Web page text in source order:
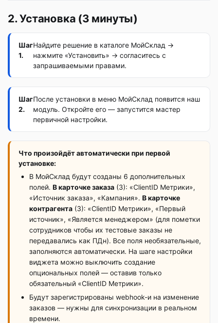
2. Установка (3 минуты)
Шаг
1.
Найдите решение в каталоге МойСклад →
нажмите «Установить» → согласитесь с
запрашиваемыми правами.
Шаг
2.
После установки в меню МойСклад появится наш
модуль. Откройте его — запустится мастер
первичной настройки.
Что произойдёт автоматически при первой
установке:
В МойСклад будут созданы 6 дополнительных
полей. В карточке заказа (3): «ClientID Метрики»,
«Источник заказа», «Кампания». В карточке
контрагента (3): «ClientID Метрики», «Первый
источник», «Является менеджером» (для пометки
сотрудников чтобы их тестовые заказы не
передавались как ПДн). Все поля необязательные,
заполняются автоматически. На шаге настройки
виджета можно выключить создание
опциональных полей — оставив только
обязательный «ClientID Метрики».
Будут зарегистрированы webhook-и на изменение
заказов — нужны для синхронизации в реальном
времени.